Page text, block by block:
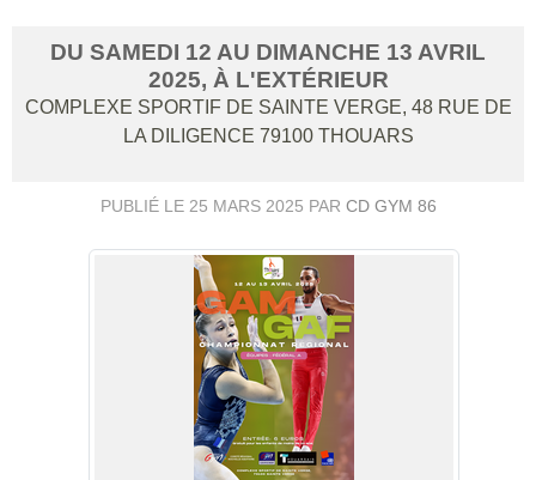
DU SAMEDI 12 AU DIMANCHE 13 AVRIL
2025, À L'EXTÉRIEUR
COMPLEXE SPORTIF DE SAINTE VERGE, 48 RUE DE
LA DILIGENCE 79100 THOUARS
PUBLIÉ LE 25 MARS 2025 PAR CD GYM 86